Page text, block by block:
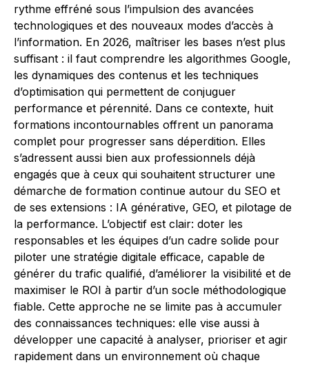
rythme effréné sous l’impulsion des avancées
technologiques et des nouveaux modes d’accès à
l’information. En 2026, maîtriser les bases n’est plus
suffisant : il faut comprendre les algorithmes Google,
les dynamiques des contenus et les techniques
d’optimisation qui permettent de conjuguer
performance et pérennité. Dans ce contexte, huit
formations incontournables offrent un panorama
complet pour progresser sans déperdition. Elles
s’adressent aussi bien aux professionnels déjà
engagés que à ceux qui souhaitent structurer une
démarche de formation continue autour du SEO et
de ses extensions : IA générative, GEO, et pilotage de
la performance. L’objectif est clair: doter les
responsables et les équipes d’un cadre solide pour
piloter une stratégie digitale efficace, capable de
générer du trafic qualifié, d’améliorer la visibilité et de
maximiser le ROI à partir d’un socle méthodologique
fiable. Cette approche ne se limite pas à accumuler
des connaissances techniques: elle vise aussi à
développer une capacité à analyser, prioriser et agir
rapidement dans un environnement où chaque